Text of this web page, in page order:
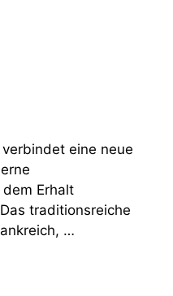
eine neue
Erhalt
traditionsreiche
…